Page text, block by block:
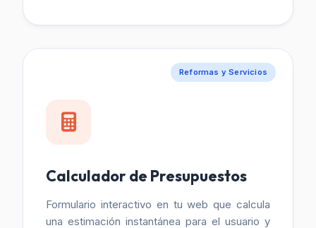
Reformas y Servicios
Calculador de Presupuestos
Formulario interactivo en tu web que calcula
una estimación instantánea para el usuario y